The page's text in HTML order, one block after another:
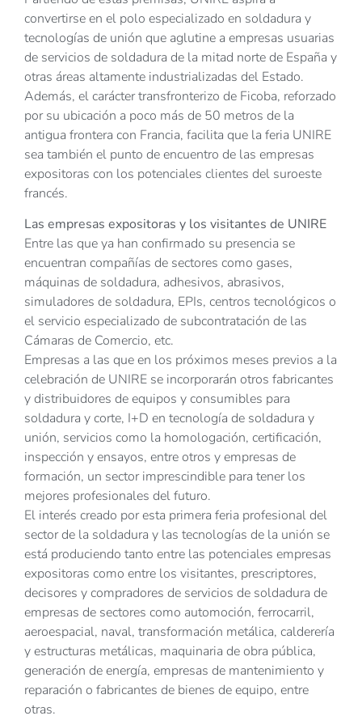
convertirse en el polo especializado en soldadura y
tecnologías de unión que aglutine a empresas usuarias
de servicios de soldadura de la mitad norte de España y
otras áreas altamente industrializadas del Estado.
Además, el carácter transfronterizo de Ficoba, reforzado
por su ubicación a poco más de 50 metros de la
antigua frontera con Francia, facilita que la feria UNIRE
sea también el punto de encuentro de las empresas
expositoras con los potenciales clientes del suroeste
francés.
Las empresas expositoras y los visitantes de UNIRE
Entre las que ya han confirmado su presencia se
encuentran compañías de sectores como gases,
máquinas de soldadura, adhesivos, abrasivos,
simuladores de soldadura, EPIs, centros tecnológicos o
el servicio especializado de subcontratación de las
Cámaras de Comercio, etc.
Empresas a las que en los próximos meses previos a la
celebración de UNIRE se incorporarán otros fabricantes
y distribuidores de equipos y consumibles para
soldadura y corte, I+D en tecnología de soldadura y
unión, servicios como la homologación, certificación,
inspección y ensayos, entre otros y empresas de
formación, un sector imprescindible para tener los
mejores profesionales del futuro.
El interés creado por esta primera feria profesional del
sector de la soldadura y las tecnologías de la unión se
está produciendo tanto entre las potenciales empresas
expositoras como entre los visitantes, prescriptores,
decisores y compradores de servicios de soldadura de
empresas de sectores como automoción, ferrocarril,
aeroespacial, naval, transformación metálica, calderería
y estructuras metálicas, maquinaria de obra pública,
generación de energía, empresas de mantenimiento y
reparación o fabricantes de bienes de equipo, entre
otras.